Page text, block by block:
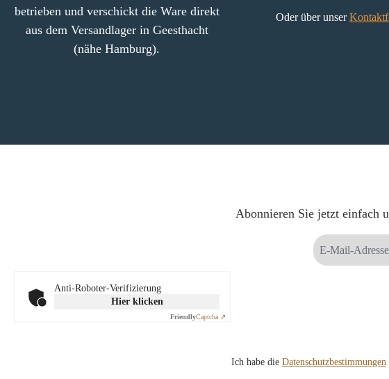
betrieben und verschickt die Ware direkt
aus dem Versandlager in Geesthacht
(nähe Hamburg).
Oder über unser
Abonnieren Sie jetzt einfach
E-
Mail-
Anti-Roboter-Verifizierung
Hier klicken
FriendlyCaptcha ⇗
Ich habe die Datenschutzbestimmungen